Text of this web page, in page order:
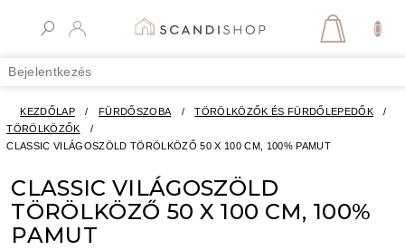
Bejelentkezés
KOSÁR
KEZDŐLAP / FÜRDŐSZOBA / TÖRÖLKÖZŐK ÉS FÜRDŐLEPEDŐK
/
TÖRÖLKÖZŐK
/
CLASSIC VILÁGOSZÖLD TÖRÖLKÖZŐ 50 X 100 CM, 100% PAMUT
CLASSIC VILÁGOSZÖLD
TÖRÖLKÖZŐ 50 X 100 CM, 100%
PAMUT